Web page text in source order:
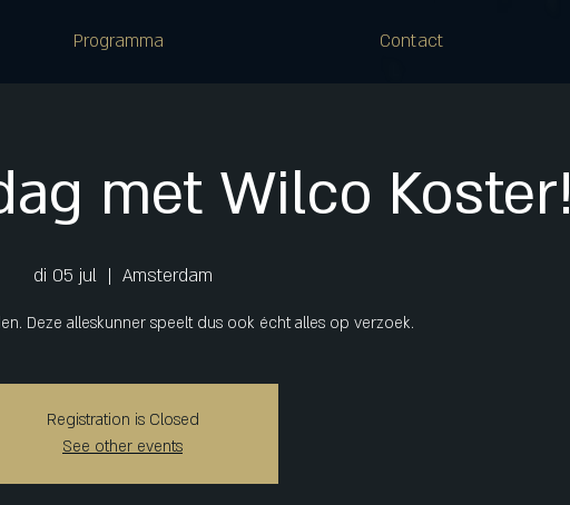
Programma Contact
met Wilco Koster!
di 05 jul
  |
Amsterdam
Deze alleskunner speelt dus ook écht alles op verzoek.
Registration is Closed
See other events